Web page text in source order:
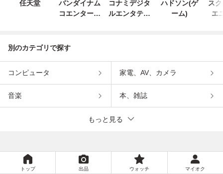
任天堂
バンダイナム
コエンターテ
コナミデジタ
ルエンタテイ
ハドソン(ゲ
ーム)
ス
エ
別のカテゴリで探す
コンピュータ 家電、AV、カメラ
音楽 本、雑誌
もっと見る
トップ 出品 ウォッチ マイオク